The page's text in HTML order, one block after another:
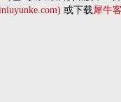
或下载犀牛